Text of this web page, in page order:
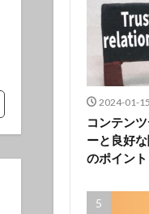
2024-01-15
コンテン
ーと良好
のポイント